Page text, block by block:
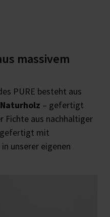
massivem
PURE besteht aus
– gefertigt
Fichte aus nachhaltiger
mit
in unserer eigenen